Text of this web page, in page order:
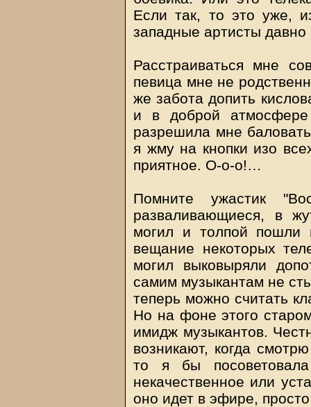
Если так, то это уже,
западные артисты
Расстраиваться мне
певица мне не
же забота допить
и в доброй
разрешила мне
я жму на кнопки изо
приятное. О-о-о!…
Помните ужастик
разваливающиеся, в
могил и толпой пошли
вещание некоторых
могил выковыряли
самим музыкантам не
теперь можно считать
Но на фоне этого
имидж музыкантов.
возникают, когда
то я бы
некачественное или
оно идет в эфире,